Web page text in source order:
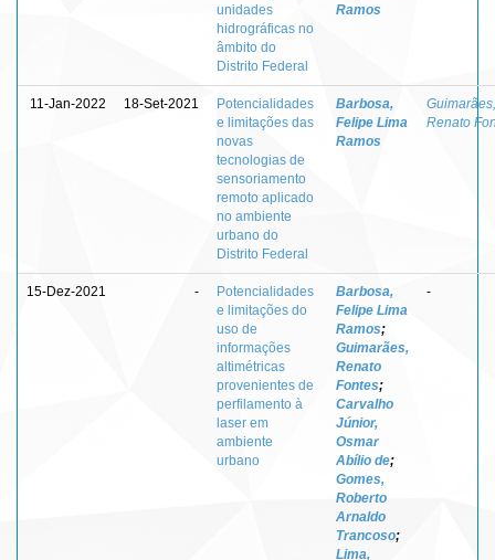
unidades
hidrográficas no
âmbito do
Distrito Federal
Ramos
11-Jan-2022 18-Set-2021
Potencialidades
e limitações das
novas
tecnologias de
sensoriamento
remoto aplicado
no ambiente
urbano do
Distrito Federal
Barbosa,
Felipe Lima
Ramos
Guimarães,
Renato
15-Dez-2021 -
Potencialidades
e limitações do
uso de
informações
altimétricas
provenientes de
perfilamento à
laser em
ambiente
urbano
Barbosa,
Felipe Lima
Ramos;
Guimarães,
Renato
Fontes;
Carvalho
Júnior,
Osmar
Abílio de;
Gomes,
Roberto
Arnaldo
Trancoso;
Lima,
-